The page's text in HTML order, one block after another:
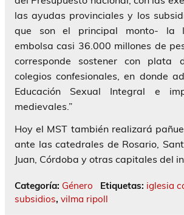
las ayudas provinciales y los
que son el principal monto- la
embolsa casi 36.000 millones de
corresponde sostener con plata
colegios confesionales, en donde
Educación Sexual Integral e
medievales.”
Hoy el MST también realizará
ante las catedrales de Rosario,
Juan, Córdoba y otras capitales del
Categoría: Género Etiquetas: iglesia
subsidios, vilma ripoll